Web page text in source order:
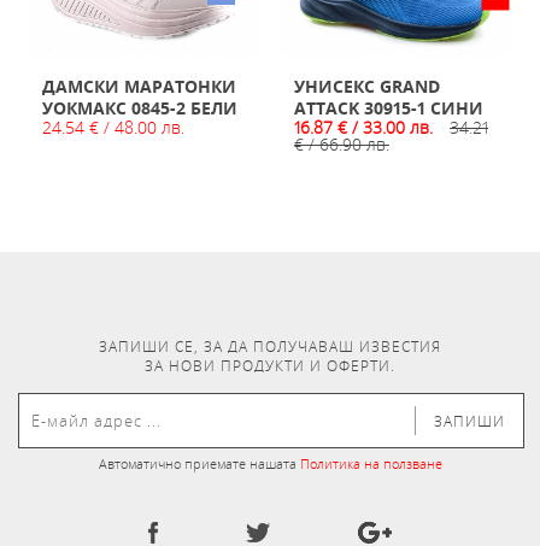
ДАМСКИ МАРАТОНКИ
УОКМАКС 0845-2 БЕЛИ
24.54 € / 48.00 лв.
УНИСЕКС GRAND
ATTACK 30915-1 СИНИ
16.87 € / 33.00 лв.
34.21
€ / 66.90 лв.
ЗАПИШИ СЕ, ЗА ДА ПОЛУЧАВАШ ИЗВЕСТИЯ
ЗА НОВИ ПРОДУКТИ И ОФЕРТИ.
ЗАПИШИ
Автоматично приемате нашата Политика на ползване